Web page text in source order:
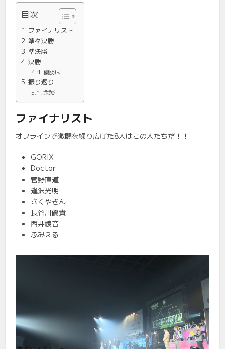
目次
ファイナリスト
準々決勝
準決勝
決勝
優勝は…
振り返り
余談
ファイナリスト
オフラインで激闘を繰り広げた8人はこの人たちだ！！
GORIX
Doctor
菅野直道
逢沢光明
さくやきん
長谷川優貴
西井綾音
ふみえる